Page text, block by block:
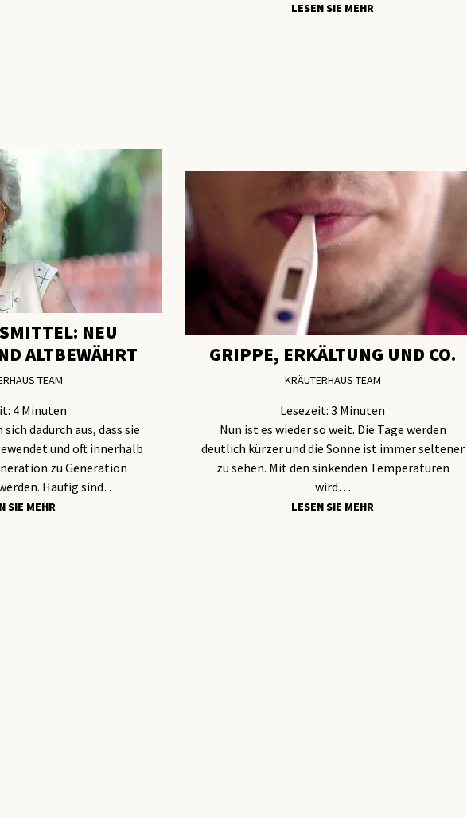
LESEN SIE MEHR
NEU
ALTBEWÄHRT
TEAM
4 Minuten
dadurch aus, dass sie
und oft innerhalb
zu Generation
Häufig sind…
SIE MEHR
GRIPPE, ERKÄLTUNG UND CO.
KRÄUTERHAUS TEAM
Lesezeit: 3 Minuten
Nun ist es wieder so weit. Die Tage werden
deutlich kürzer und die Sonne ist immer seltener
zu sehen. Mit den sinkenden Temperaturen
wird…
LESEN SIE MEHR